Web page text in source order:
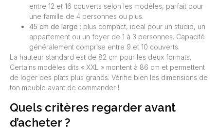
entre 12 et 16 couverts selon les modèles, parfait pour
une famille de 4 personnes ou plus.
45 cm de large : plus compact, idéal pour un studio, un
appartement ou un foyer de 1 à 3 personnes. Capacité
généralement comprise entre 9 et 10 couverts.
La hauteur standard est de 82 cm pour les deux formats.
Certains modèles dits « XXL » montent à 86 cm et permettent
de loger des plats plus grands. Vérifie bien les dimensions de
ton meuble avant de commander !
Quels critères regarder avant
d’acheter ?